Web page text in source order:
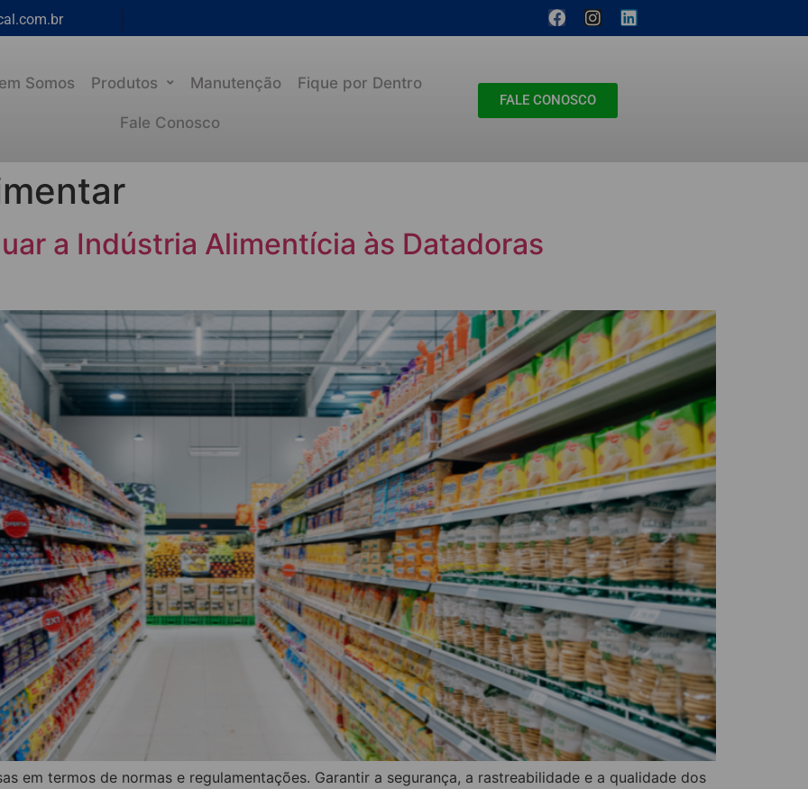
Somos Produtos Manutenção Fique por Dentro
Fale Conosco
FALE CONOSCO
a Indústria Alimentícia às Datadoras
em termos de normas e regulamentações. Garantir a segurança, a rastreabilidade e a qualidade dos